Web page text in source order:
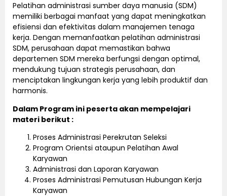
Pelatihan administrasi sumber daya manusia (SDM)
memiliki berbagai manfaat yang dapat meningkatkan
efisiensi dan efektivitas dalam manajemen tenaga
kerja. Dengan memanfaatkan pelatihan administrasi
SDM, perusahaan dapat memastikan bahwa
departemen SDM mereka berfungsi dengan optimal,
mendukung tujuan strategis perusahaan, dan
menciptakan lingkungan kerja yang lebih produktif dan
harmonis.
Dalam Program ini peserta akan mempelajari
materi berikut :
Proses Administrasi Perekrutan Seleksi
Program Orientsi ataupun Pelatihan Awal
Karyawan
Administrasi dan Laporan Karyawan
Proses Administrasi Pemutusan Hubungan Kerja
Karyawan